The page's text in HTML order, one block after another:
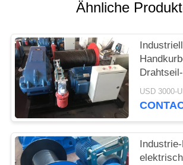
PRIVACY
POLICY
Ähnliche